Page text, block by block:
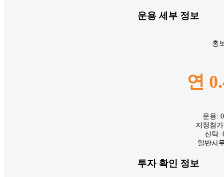
운용 세부 정보
총
연
운용:
지정참
신탁:
일반사
투자 확인 정보